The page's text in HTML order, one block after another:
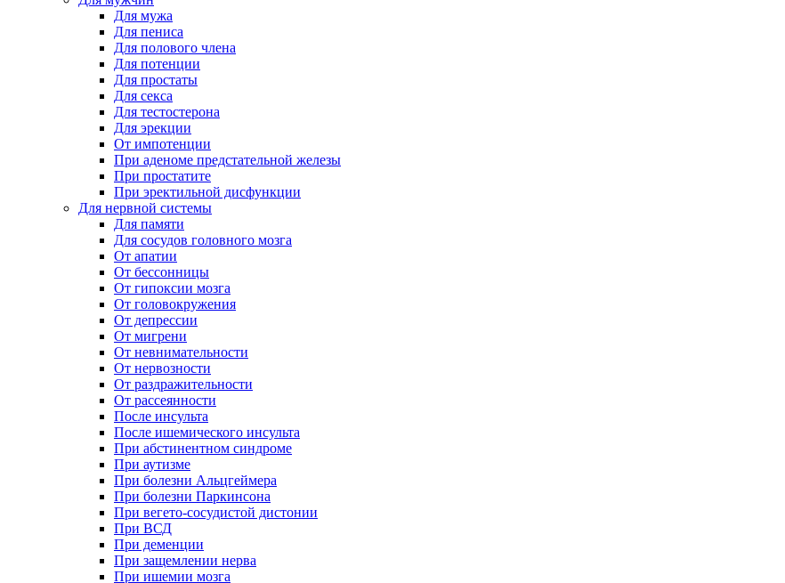
Для мужа
Для пениса
Для полового члена
Для потенции
Для простаты
Для секса
Для тестостерона
Для эрекции
От импотенции
При аденоме предстательной железы
При простатите
При эректильной дисфункции
Для нервной системы
Для памяти
Для сосудов головного мозга
От апатии
От бессонницы
От гипоксии мозга
От головокружения
От депрессии
От мигрени
От невнимательности
От нервозности
От раздражительности
От рассеянности
После инсульта
После ишемического инсульта
При абстинентном синдроме
При аутизме
При болезни Альцгеймера
При болезни Паркинсона
При вегето-сосудистой дистонии
При ВСД
При деменции
При защемлении нерва
При ишемии мозга